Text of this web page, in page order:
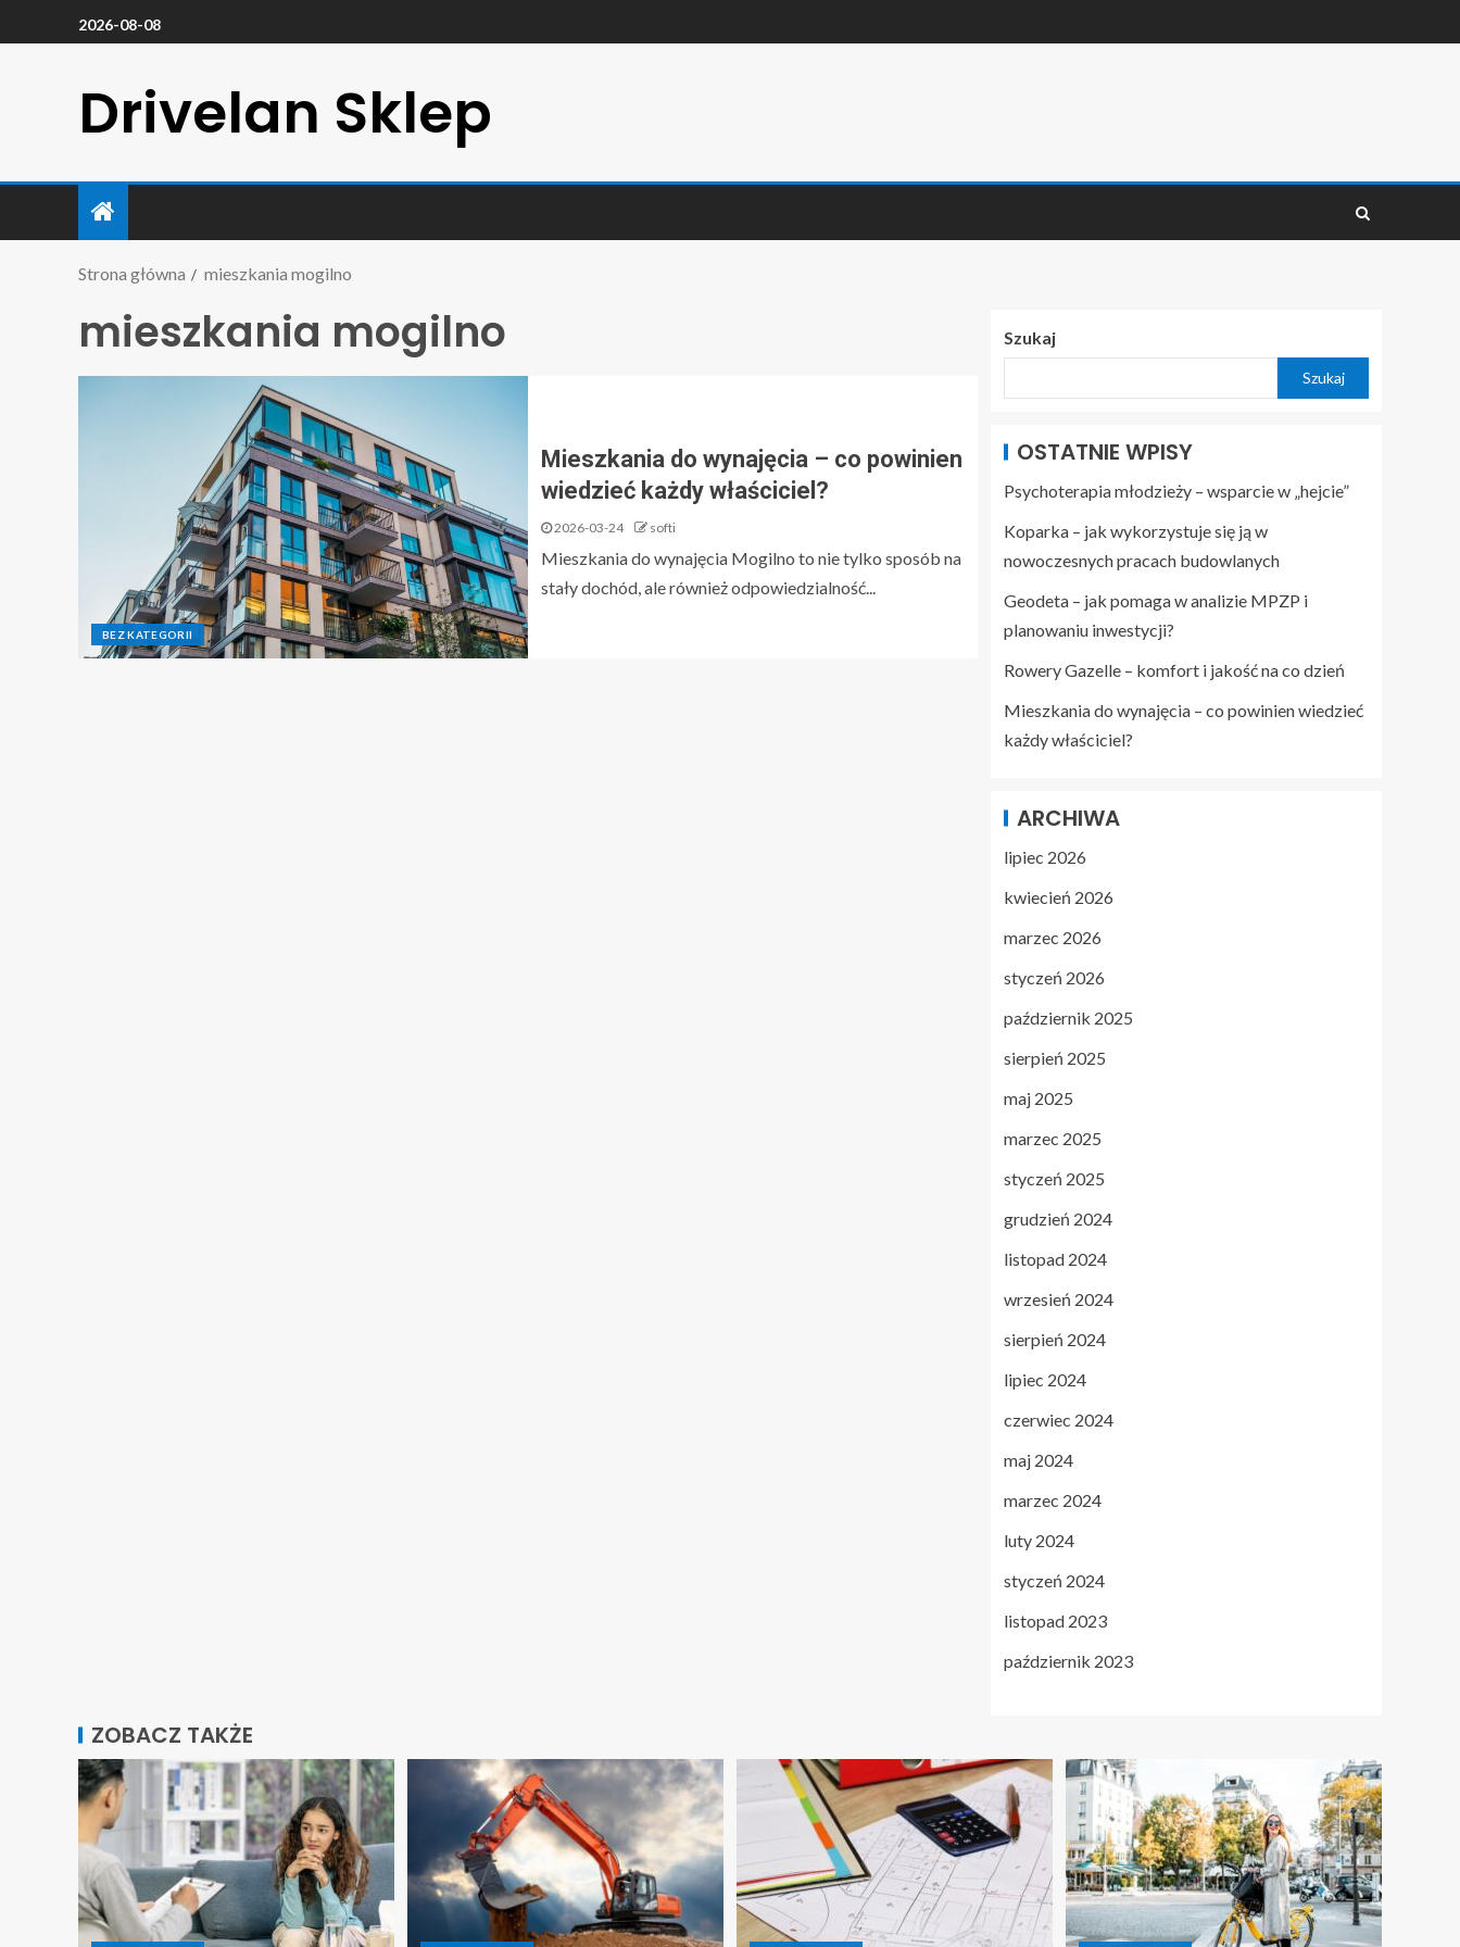
2026-08-08
Drivelan Sklep
Strona główna mieszkania mogilno
mieszkania mogilno
BEZ KATEGORII
Mieszkania do wynajęcia – co powinien
wiedzieć każdy właściciel?
2026-03-24 softi
Mieszkania do wynajęcia Mogilno to nie tylko sposób na
stały dochód, ale również odpowiedzialność...
Szukaj
Szukaj
OSTATNIE WPISY
Psychoterapia młodzieży – wsparcie w „hejcie”
Koparka – jak wykorzystuje się ją w
nowoczesnych pracach budowlanych
Geodeta – jak pomaga w analizie MPZP i
planowaniu inwestycji?
Rowery Gazelle – komfort i jakość na co dzień
Mieszkania do wynajęcia – co powinien wiedzieć
każdy właściciel?
ARCHIWA
lipiec 2026
kwiecień 2026
marzec 2026
styczeń 2026
październik 2025
sierpień 2025
maj 2025
marzec 2025
styczeń 2025
grudzień 2024
listopad 2024
wrzesień 2024
sierpień 2024
lipiec 2024
czerwiec 2024
maj 2024
marzec 2024
luty 2024
styczeń 2024
listopad 2023
październik 2023
ZOBACZ TAKŻE